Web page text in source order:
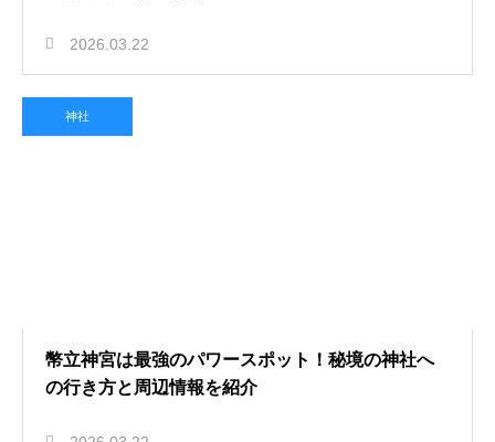
2026.03.22
神社
幣立神宮は最強のパワースポット！秘境の神社へ
の行き方と周辺情報を紹介